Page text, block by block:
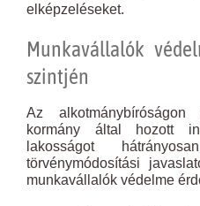
elképzeléseket.
Munkavállalók
szintjén
Az
kormány által hozott
lakosságot
törvénymódosítási
munkavállalók védelme